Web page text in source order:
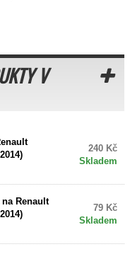
V
240 Kč
Skladem
Renault
79 Kč
Skladem